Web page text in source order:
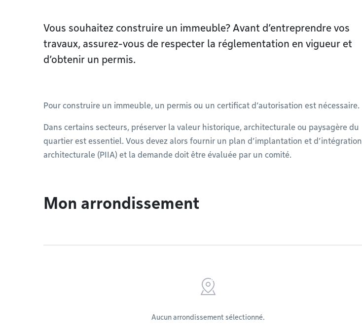
Vous souhaitez construire un immeuble? Avant d’entreprendre vos
travaux, assurez-vous de respecter la réglementation en vigueur et
d’obtenir un permis.
Pour construire un immeuble, un permis ou un certificat d’autorisation est nécessaire.
Dans certains secteurs, préserver la valeur historique, architecturale ou paysagère du
quartier est essentiel. Vous devez alors fournir un plan d’implantation et d’intégration
architecturale (PIIA) et la demande doit être évaluée par un comité.
Mon arrondissement
Aucun arrondissement sélectionné.